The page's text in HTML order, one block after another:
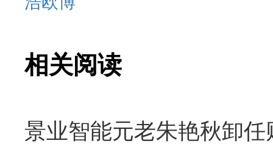
相关阅读